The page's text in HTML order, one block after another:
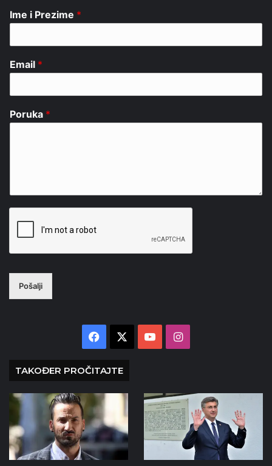
Ime i Prezime *
Email *
Poruka *
Pošalji
Facebook YouTubeInstagram
TAKOĐER PROČITAJTE